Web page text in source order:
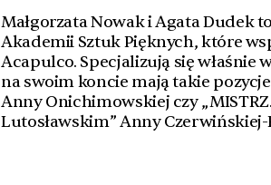
Małgorzata Nowak i Agata Dudek
Akademii Sztuk Pięknych, które
Acapulco. Specjalizują się
na swoim koncie mają takie
Anny Onichimowskiej czy
Lutosławskim” Anny Czerwińskiej-